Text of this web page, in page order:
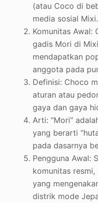
(atau Coco di
media sosial Mixi.
Komunitas Awal:
gadis Mori di
mendapatkan
anggota pada
Definisi: Choco
aturan atau
gaya dan gaya
Arti: “Mori”
yang berarti
pada dasarnya
Pengguna Awal:
komunitas
yang
distrik mode